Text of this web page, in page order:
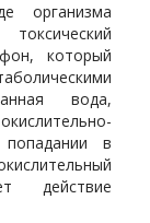
организма
который
вода,
в
действие